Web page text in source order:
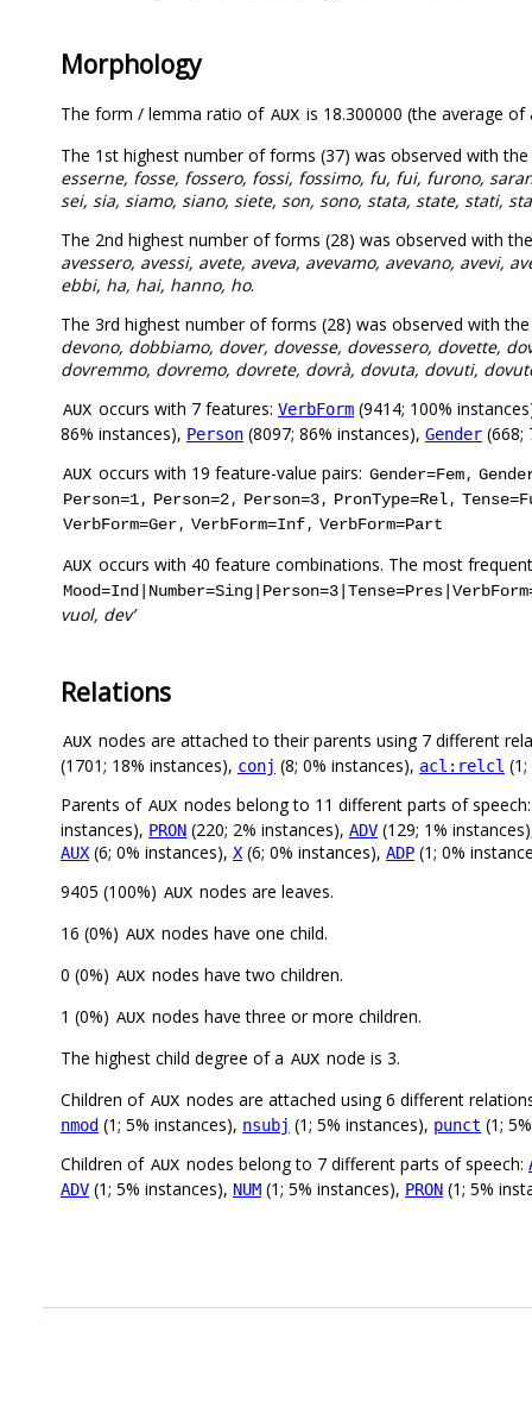
Morphology
The form / lemma ratio of AUX is 18.300000 (the average
The 1st highest number of forms (37) was observed with the
esserne, fosse, fossero, fossi, fossimo, fu, fui, furono,
sei, sia, siamo, siano, siete, son, sono, stata, state, stati,
The 2nd highest number of forms (28) was observed with
avessero, avessi, avete, aveva, avevamo, avevano, avevi,
ebbi, ha, hai, hanno, ho.
The 3rd highest number of forms (28) was observed with
devono, dobbiamo, dover, dovesse, dovessero, dovette,
dovremmo, dovremo, dovrete, dovrà, dovuta, dovuti,
AUX occurs with 7 features: VerbForm (9414; 100%
86% instances), Person (8097; 86% instances), Gender (668;
AUX occurs with 19 feature-value pairs: Gender=Fem,
Person=1, Person=2, Person=3, PronType=Rel,
VerbForm=Ger, VerbForm=Inf, VerbForm=Part
AUX occurs with 40 feature combinations. The most
vuol, dev’
Relations
AUX nodes are attached to their parents using 7 different
(1701; 18% instances), conj (8; 0% instances), acl:relcl
Parents of AUX nodes belong to 11 different parts of
instances), PRON (220; 2% instances), ADV (129; 1%
AUX (6; 0% instances), X (6; 0% instances), ADP (1; 0%
9405 (100%) AUX nodes are leaves.
16 (0%) AUX nodes have one child.
0 (0%) AUX nodes have two children.
1 (0%) AUX nodes have three or more children.
The highest child degree of a AUX node is 3.
Children of AUX nodes are attached using 6 different
nmod (1; 5% instances), nsubj (1; 5% instances), punct (1;
Children of AUX nodes belong to 7 different parts of speech:
ADV (1; 5% instances), NUM (1; 5% instances), PRON (1; 5%
.